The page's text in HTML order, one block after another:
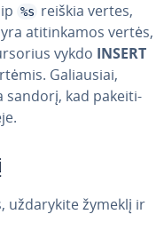
%s reiškia vertes,
yra ati­tin­ka­mos vertės,
vykdo INSERT
Ga­liau­siai,
sandorį, kad pa­kei­ti­
už­da­ry­ki­te žymeklį ir